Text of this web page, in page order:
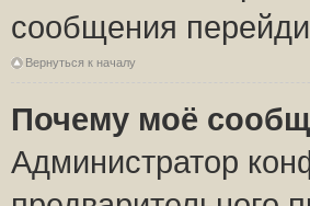
сообщения
Вернуться к началу
Почему моё
Администратор